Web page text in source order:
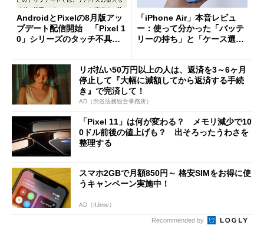
AndroidとPixelの8月版アッ
プデート配信開始 「Pixel 1
0」シリーズのタッチ不具合
「iPhone Air」本音レビュ
ー：使って分かった「バッテ
リーの持ち」と「ケース選
リボ払い50万円以上の人は、返済を3～6ヶ月
停止して『大幅に減額してから返済する手続
き』で完済して！
AD（渋谷法務総合事務所）
「Pixel 11」は何が変わる？ メモリ減少で10
0ドル前後の値上げも？ 出そろったうわさを
整理する
スマホ2GBで月額850円～ 格安SIMをお得に使
うキャンペーン実施中！
AD（IIJmio）
Recommended by